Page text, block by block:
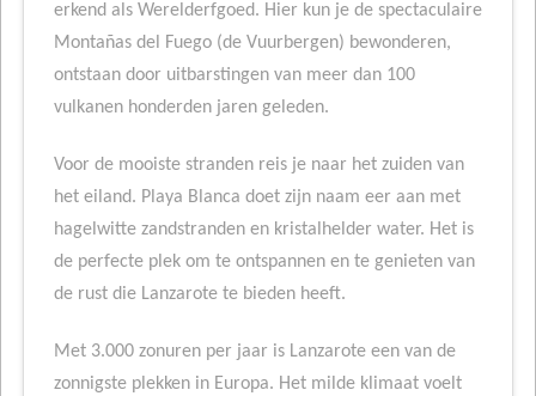
erkend als Werelderfgoed. Hier kun je de spectaculaire
Montañas del Fuego (de Vuurbergen) bewonderen,
ontstaan door uitbarstingen van meer dan 100
vulkanen honderden jaren geleden.
Voor de mooiste stranden reis je naar het zuiden van
het eiland. Playa Blanca doet zijn naam eer aan met
hagelwitte zandstranden en kristalhelder water. Het is
de perfecte plek om te ontspannen en te genieten van
de rust die Lanzarote te bieden heeft.
Met 3.000 zonuren per jaar is Lanzarote een van de
zonnigste plekken in Europa. Het milde klimaat voelt